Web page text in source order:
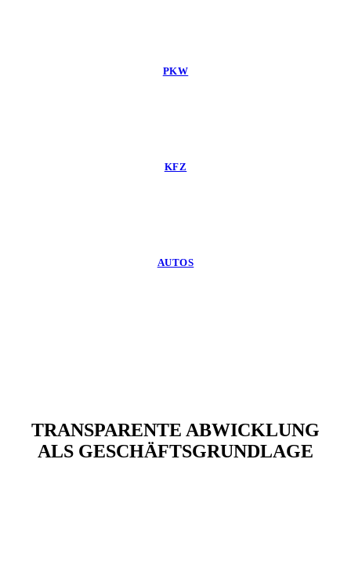
PKW
KFZ
AUTOS
TRANSPARENTE ABWICKLUNG
ALS GESCHÄFTSGRUNDLAGE